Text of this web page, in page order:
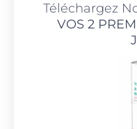
Téléchargez
VOS 2